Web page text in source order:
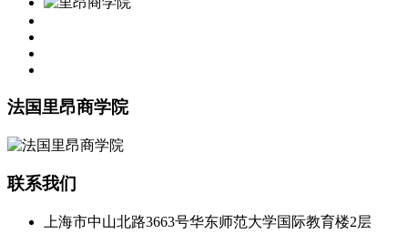
法国里昂商学院
联系我们
上海市中山北路3663号华东师范大学国际教育楼2层